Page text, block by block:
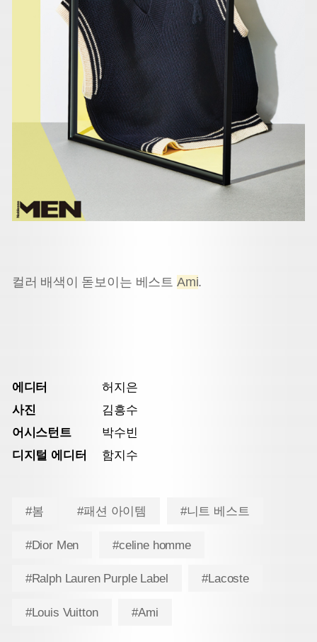
컬러 배색이 돋보이는 베스트 Ami.
에디터
허지은
사진
김흥수
어시스턴트
박수빈
디지털 에디터
함지수
#봄 #패션 아이템 #니트 베스트
#Dior Men #celine homme
#Ralph Lauren Purple Label #Lacoste
#Louis Vuitton #Ami